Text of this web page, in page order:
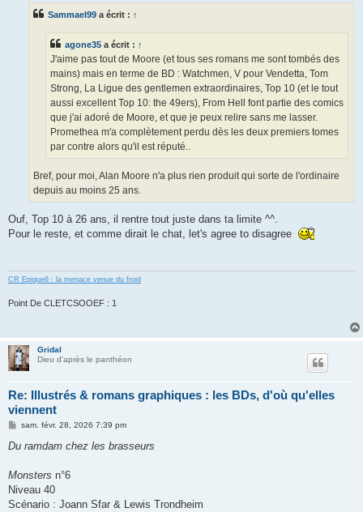
Sammael99 a écrit : ↑
agone35 a écrit : ↑
J'aime pas tout de Moore (et tous ses romans me sont tombés des
mains) mais en terme de BD : Watchmen, V pour Vendetta, Tom
Strong, La Ligue des gentlemen extraordinaires, Top 10 (et le tout
aussi excellent Top 10: the 49ers), From Hell font partie des comics
que j'ai adoré de Moore, et que je peux relire sans me lasser.
Promethea m'a complètement perdu dès les deux premiers tomes
par contre alors qu'il est réputé..
Bref, pour moi, Alan Moore n'a plus rien produit qui sorte de l'ordinaire
depuis au moins 25 ans.
Ouf, Top 10 à 26 ans, il rentre tout juste dans ta limite ^^.
Pour le reste, et comme dirait le chat, let's agree to disagree
CR Epique6 : la menace venue du froid
Point De CLETCSOOEF : 1
Gridal
Dieu d'après le panthéon
Re: Illustrés & romans graphiques : les BDs, d'où qu'elles
viennent
M
s
g
sam. févr. 28, 2026 7:39 pm
Du ramdam chez les brasseurs
Monsters n°6
Niveau 40
Scénario : Joann Sfar & Lewis Trondheim